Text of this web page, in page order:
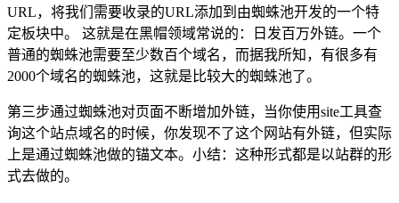
URL，将我们需要收录的URL添加到由蜘蛛池开发的一个特
定板块中。 这就是在黑帽领域常说的：日发百万外链。一个
普通的蜘蛛池需要至少数百个域名，而据我所知，有很多有
2000个域名的蜘蛛池，这就是比较大的蜘蛛池了。
第三步通过蜘蛛池对页面不断增加外链，当你使用site工具查
询这个站点域名的时候，你发现不了这个网站有外链，但实际
上是通过蜘蛛池做的锚文本。小结：这种形式都是以站群的形
式去做的。